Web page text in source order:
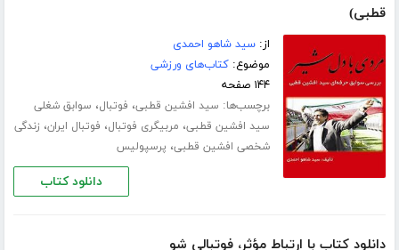
قطبی)
از:سید شاهو احمدی
موضوع:کتاب‌های ورزشی
۱۴۴ صفحه
برچسب‌ها: سید افشین قطبی، فوتبال، سوابق شغلی
سید افشین قطبی، مربیگری فوتبال، فوتبال ایران، زندگی
شخصی افشین قطبی، پرسپولیس
دانلود کتاب
دانلود کتاب با ارتباط مؤثر، فوتبالی شو